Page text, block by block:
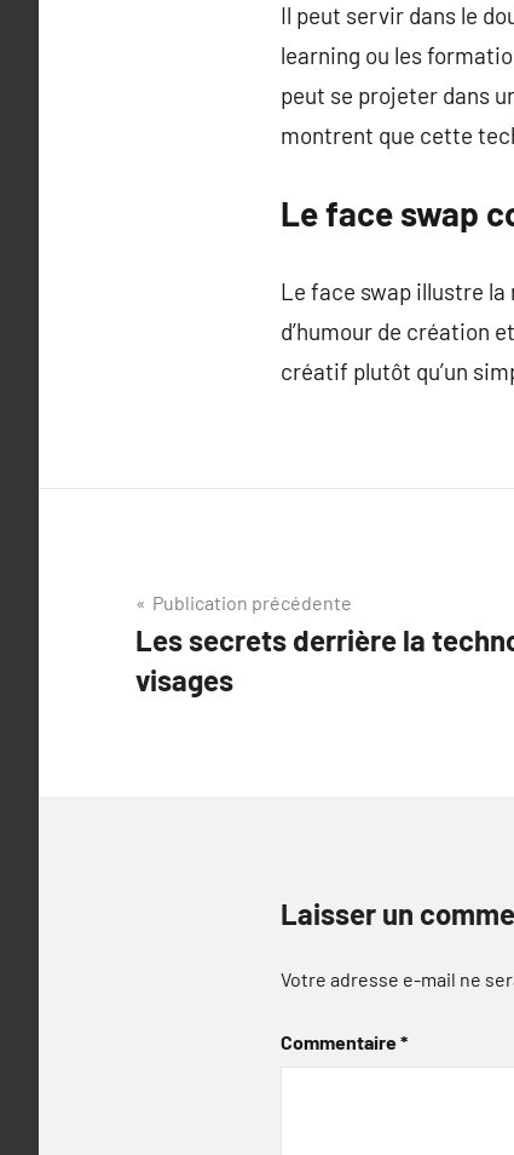
Il peut servir dans le
learning ou les
peut se projeter dans
montrent que cette
Le face swap
Le face swap illustre la
d’humour de création
créatif plutôt qu’un
Navigation
de
l’article
Publication précédente
Les secrets derrière la
visages
Laisser un
Votre adresse e-mail ne
Commentaire*